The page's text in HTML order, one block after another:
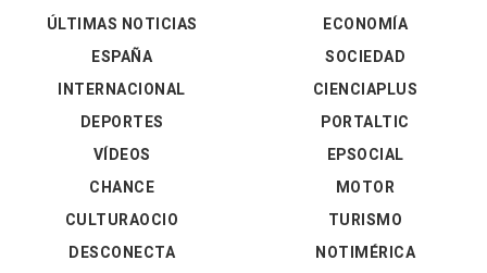
ÚLTIMAS NOTICIAS
ESPAÑA
INTERNACIONAL
DEPORTES
VÍDEOS
ECONOMÍA
SOCIEDAD
CIENCIAPLUS
PORTALTIC
EPSOCIAL
CHANCE
CULTURAOCIO
DESCONECTA
MOTOR
TURISMO
NOTIMÉRICA